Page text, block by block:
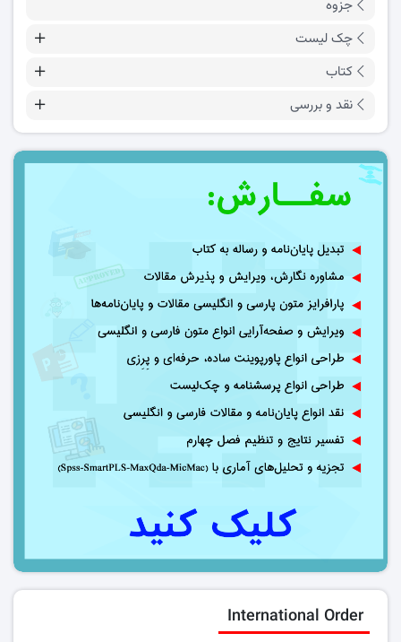
جزوه
چک لیست
کتاب
نقد و بررسی
International Order